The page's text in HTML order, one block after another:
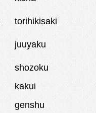
torihikisaki
juuyaku
shozoku
kakui
genshu